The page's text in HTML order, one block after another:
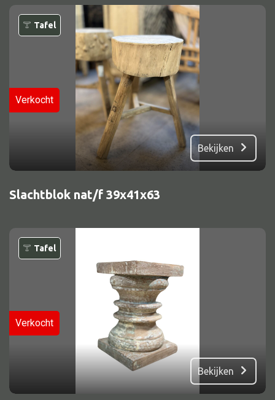
Tafel
Verkocht
Bekijken
Slachtblok nat/f 39x41x63
Tafel
Verkocht
Bekijken